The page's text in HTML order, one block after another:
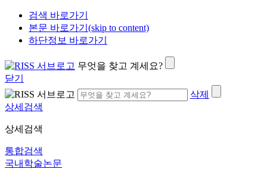
검색 바로가기
본문 바로가기(skip to content)
하단정보 바로가기
무엇을 찾고 계세요?
닫기
삭제
상세검색
상세검색
통합검색
국내학술논문